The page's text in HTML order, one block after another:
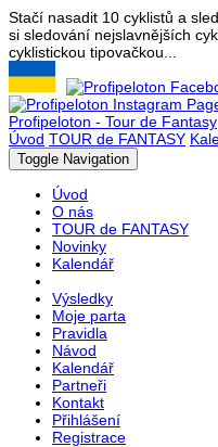
Stačí nasadit 10 cyklistů a
si sledování nejslavnějších
cyklistickou tipovačkou...
Profipeloton - Tour de Fantasy
Úvod TOUR de FANTASY
Toggle Navigation
Úvod
O nás
TOUR de FANTASY
Novinky
Kalendář
Výsledky
Moje parta
Pravidla
Návod
Kalendář
Partneři
Kontakt
Přihlášení
Registrace